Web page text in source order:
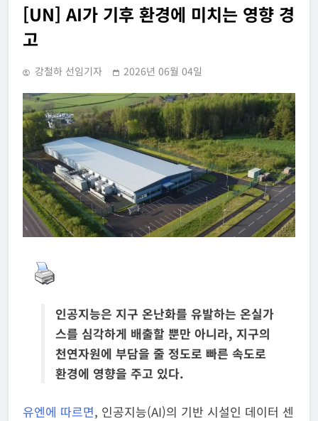
[UN] AI가 기후 환경에 미치는 영향 경
고
강철하 선임기자 2026년 06월 04일
인공지능은 지구 온난화를 유발하는 온실가
스를 심각하게 배출할 뿐만 아니라, 지구의
천연자원에 부담을 줄 정도로 빠른 속도로
환경에 영향을 주고 있다.
유엔에 따르면, 인공지능(AI)의 기반 시설인 데이터 센